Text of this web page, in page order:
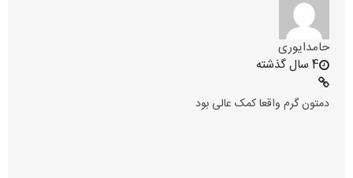
حامدایوری
4 سال گذشته
دمتون گرم واقعا کمک عالی بود